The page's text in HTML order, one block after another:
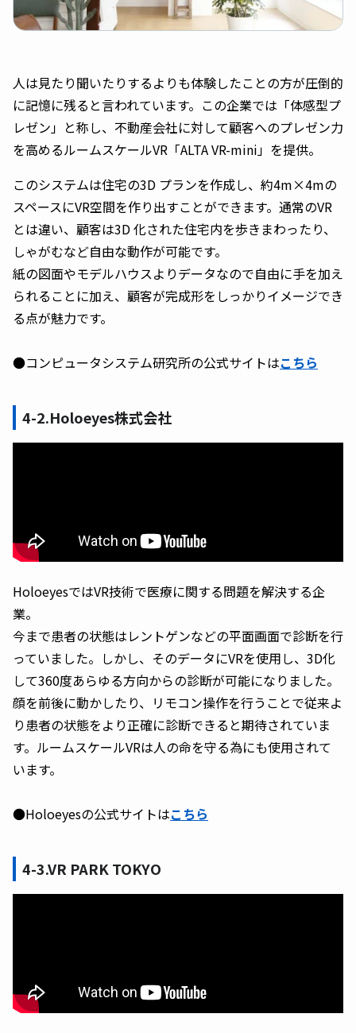
人は見たり聞いたりするよりも体験したことの方が圧倒的
に記憶に残ると言われています。この企業では「体感型プ
レゼン」と称し、不動産会社に対して顧客へのプレゼン力
を高めるルームスケールVR「ALTA VR-mini」を提供。
このシステムは住宅の3D プランを作成し、約4m×4mの
スペースにVR空間を作り出すことができます。通常のVR
とは違い、顧客は3D 化された住宅内を歩きまわったり、
しゃがむなど自由な動作が可能です。
紙の図面やモデルハウスよりデータなので自由に手を加え
られることに加え、顧客が完成形をしっかりイメージでき
る点が魅力です。
●コンピュータシステム研究所の公式サイトはこちら
4-2.Holoeyes株式会社
HoloeyesではVR技術で医療に関する問題を解決する企
業。
今まで患者の状態はレントゲンなどの平面画面で診断を行
っていました。しかし、そのデータにVRを使用し、3D化
して360度あらゆる方向からの診断が可能になりました。
顔を前後に動かしたり、リモコン操作を行うことで従来よ
り患者の状態をより正確に診断できると期待されていま
す。ルームスケールVRは人の命を守る為にも使用されて
います。
●Holoeyesの公式サイトはこちら
4-3.VR PARK TOKYO